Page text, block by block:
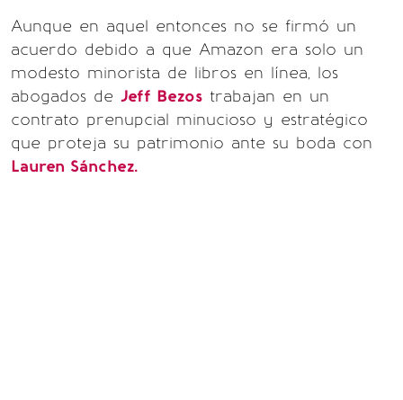
Aunque en aquel entonces no se firmó un
acuerdo debido a que Amazon era solo un
modesto minorista de libros en línea, los
abogados de Jeff Bezos trabajan en un
contrato prenupcial minucioso y estratégico
que proteja su patrimonio ante su boda con
Lauren Sánchez.